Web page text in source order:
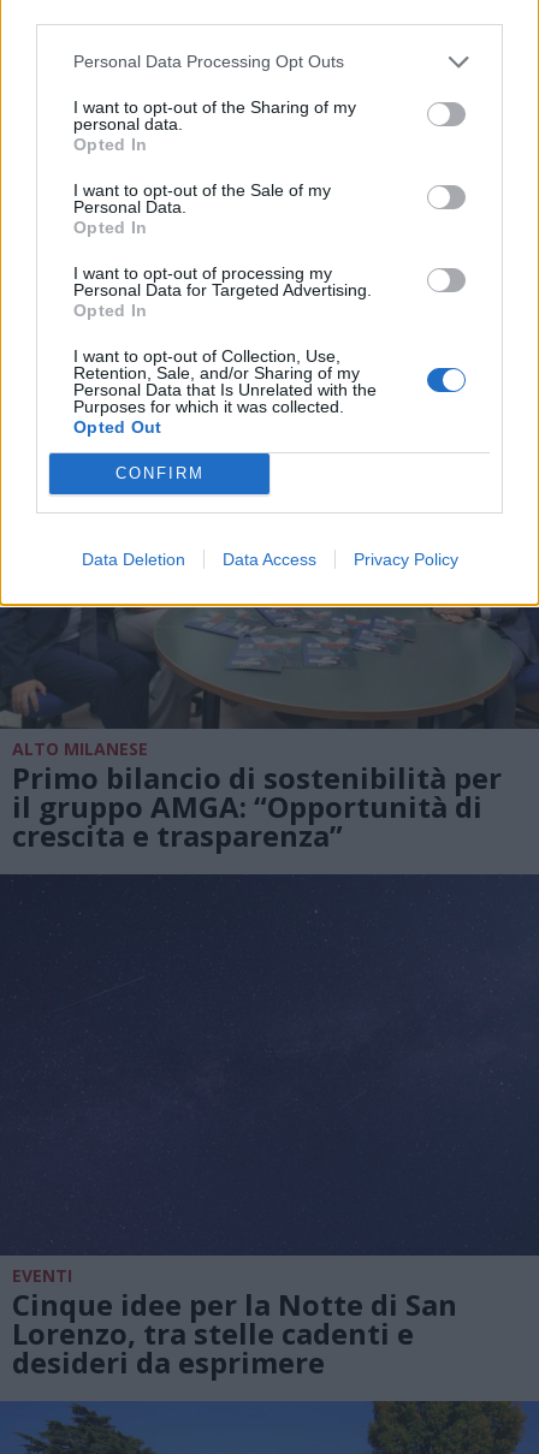
Personal Data Processing Opt Outs
I want to opt-out of the Sharing of my
personal data.
Opted In
I want to opt-out of the Sale of my
Personal Data.
Opted In
I want to opt-out of processing my
Personal Data for Targeted Advertising.
Opted In
I want to opt-out of Collection, Use,
Retention, Sale, and/or Sharing of my
Personal Data that Is Unrelated with the
Purposes for which it was collected.
Opted Out
CONFIRM
Data Deletion Data Access Privacy Policy
ALTRE NOTIZIE DI CASTELLANZA
ALTO MILANESE
Primo bilancio di sostenibilità per
il gruppo AMGA: “Opportunità di
crescita e trasparenza”
EVENTI
Cinque idee per la Notte di San
Lorenzo, tra stelle cadenti e
desideri da esprimere